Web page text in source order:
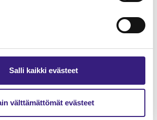
Salli kaikki evästeet
välttämättömät evästeet
lukuoikeus
TILAA TÄSTÄ